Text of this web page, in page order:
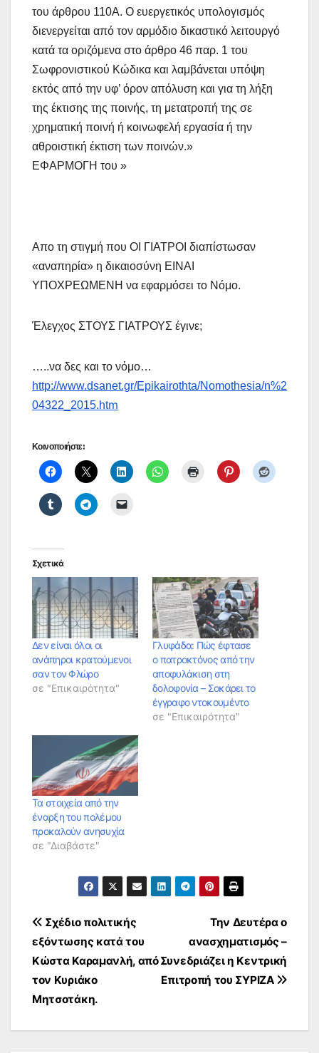
του άρθρου 110Α. Ο ευεργετικός υπολογισμός
διενεργείται από τον αρμόδιο δικαστικό λειτουργό
κατά τα οριζόμενα στο άρθρο 46 παρ. 1 του
Σωφρονιστικού Κώδικα και λαμβάνεται υπόψη
εκτός από την υφ’ όρον απόλυση και για τη λήξη
της έκτισης της ποινής, τη μετατροπή της σε
χρηματική ποινή ή κοινωφελή εργασία ή την
αθροιστική έκτιση των ποινών.»
ΕΦΑΡΜΟΓΗ του »
Απο τη στιγμή που ΟΙ ΓΙΑΤΡΟΙ διαπίστωσαν
«αναπηρία» η δικαιοσύνη ΕΙΝΑΙ
ΥΠΟΧΡΕΩΜΕΝΗ να εφαρμόσει το Νόμο.
Έλεγχος ΣΤΟΥΣ ΓΙΑΤΡΟΥΣ έγινε;
…..να δες και το νόμο…
http://www.dsanet.gr/Epikairothta/Nomothesia/n%2
04322_2015.htm
Κοινοποιήστε:
Σχετικά
Δεν είναι όλοι οι
ανάπηροι κρατούμενοι
σαν τον Φλώρο
σε "Επικαιρότητα"
Γλυφάδα: Πώς έφτασε
ο πατροκτόνος από την
αποφυλάκιση στη
δολοφονία – Σοκάρει το
έγγραφο ντοκουμέντο
σε "Επικαιρότητα"
Τα στοιχεία από την
έναρξη του πολέμου
προκαλούν ανησυχία
σε "Διαβάστε"
Πλοήγηση
άρθρων
Την Δευτέρα ο
ανασχηματισμός –
Συνεδριάζει η Κεντρική
Επιτροπή του ΣΥΡΙΖΑ
Σχέδιο πολιτικής
εξόντωσης κατά του
Κώστα Καραμανλή, από
τον Κυριάκο
Μητσοτάκη.